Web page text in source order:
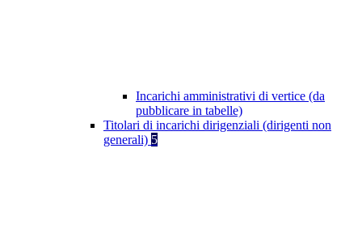
Incarichi amministrativi di vertice (da
pubblicare in tabelle)
Titolari di incarichi dirigenziali (dirigenti non
generali) 5